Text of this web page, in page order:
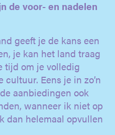
de voor- en nadelen
geeft je de kans een
je kan het land traag
tijd om je volledig
Eens je in zo’n
aanbiedingen ook
wanneer ik niet op
dan helemaal opvullen